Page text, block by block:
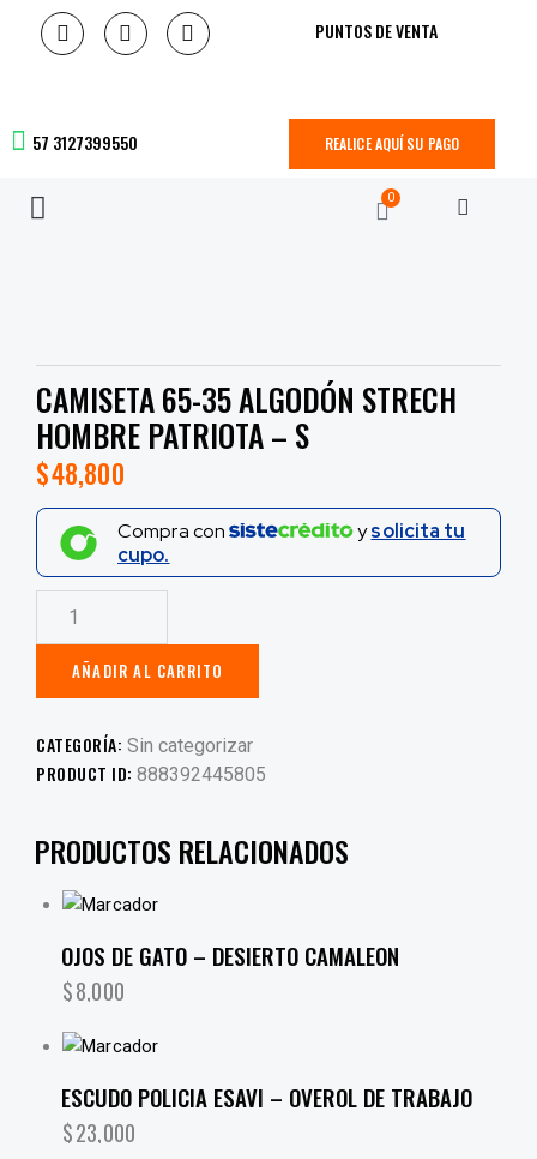
PUNTOS DE VENTA
57 3127399550 REALICE AQUÍ SU PAGO
0
CAMISETA 65-35 ALGODÓN STRECH
HOMBRE PATRIOTA – S
$48,800
Compra con ysolicita tu
cupo.
AÑADIR AL CARRITO
CATEGORÍA: Sin categorizar
PRODUCT ID: 888392445805
PRODUCTOS RELACIONADOS
OJOS DE GATO – DESIERTO CAMALEON
$8,000
ESCUDO POLICIA ESAVI – OVEROL DE TRABAJO
$23,000